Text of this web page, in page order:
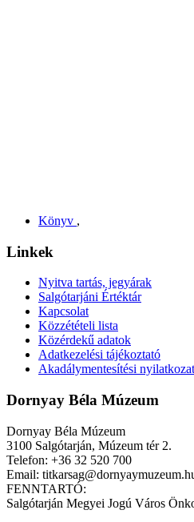
Könyv ,
Linkek
Nyitva tartás, jegyárak
Salgótarjáni Értéktár
Kapcsolat
Közzétételi lista
Közérdekű adatok
Adatkezelési tájékoztató
Akadálymentesítési nyilatkozat
Dornyay Béla Múzeum
Dornyay Béla Múzeum
3100 Salgótarján, Múzeum tér 2.
Telefon: +36 32 520 700
Email:
FENNTARTÓ:
Salgótarján Megyei Jogú Város